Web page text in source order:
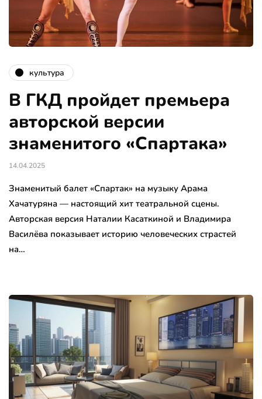
культура
В ГКД пройдет премьера
авторской версии
знаменитого «Спартака»
14.04.2025
Знаменитый балет «Спартак» на музыку Арама
Хачатуряна — настоящий хит театральной сцены.
Авторская версия Наталии Касаткиной и Владимира
Василёва показывает историю человеческих страстей
на…